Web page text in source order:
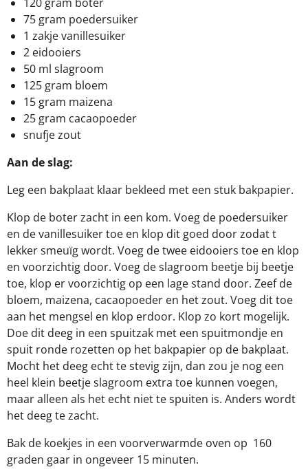
75 gram poedersuiker
1 zakje vanillesuiker
2 eidooiers
50 ml slagroom
125 gram bloem
15 gram maizena
25 gram cacaopoeder
snufje zout
Aan de slag:
Leg een bakplaat klaar bekleed met een stuk bakpapier.
Klop de boter zacht in een kom. Voeg de poedersuiker
en de vanillesuiker toe en klop dit goed door zodat t
lekker smeuïg wordt. Voeg de twee eidooiers toe en klop
en voorzichtig door. Voeg de slagroom beetje bij beetje
toe, klop er voorzichtig op een lage stand door. Zeef de
bloem, maizena, cacaopoeder en het zout. Voeg dit toe
aan het mengsel en klop erdoor. Klop zo kort mogelijk.
Doe dit deeg in een spuitzak met een spuitmondje en
spuit ronde rozetten op het bakpapier op de bakplaat.
Mocht het deeg echt te stevig zijn, dan zou je nog een
heel klein beetje slagroom extra toe kunnen voegen,
maar alleen als het echt niet te spuiten is. Anders wordt
het deeg te zacht.
Bak de koekjes in een voorverwarmde oven op 160
graden gaar in ongeveer 15 minuten.